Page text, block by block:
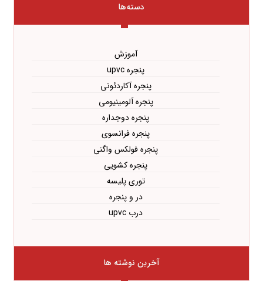
دسته‌ها
آموزش
پنجره upvc
پنجره آکاردئونی
پنجره آلومینیومی
پنجره دوجداره
پنجره فرانسوی
پنجره فولکس واگنی
پنجره کشویی
توری پلیسه
در و پنجره
درب upvc
آخرین نوشته ها